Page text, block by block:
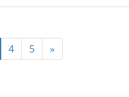
4 5 »